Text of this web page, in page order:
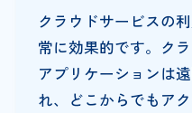
クラウドサービスの
常に効果的です。ク
アプリケーションは
れ、どこからでもア